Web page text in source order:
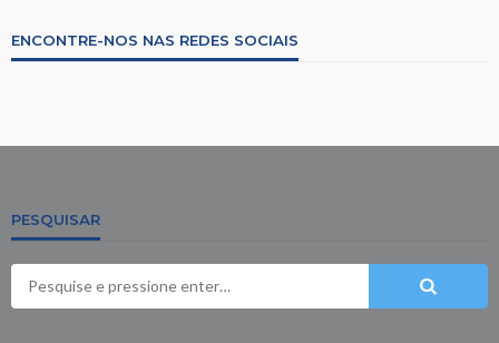
ENCONTRE-NOS NAS REDES SOCIAIS
PESQUISAR